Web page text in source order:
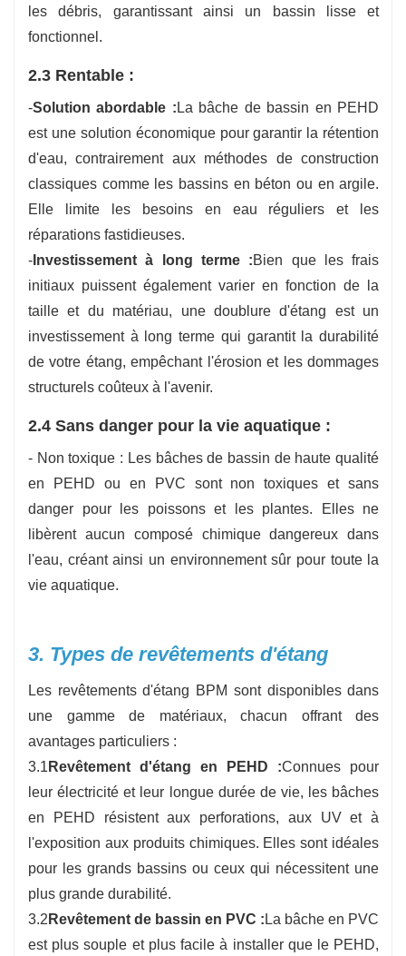
les débris, garantissant ainsi un bassin lisse et
fonctionnel.
2.3 Rentable :
-Solution abordable : La bâche de bassin en PEHD
est une solution économique pour garantir la rétention
d'eau, contrairement aux méthodes de construction
classiques comme les bassins en béton ou en argile.
Elle limite les besoins en eau réguliers et les
réparations fastidieuses.
- Investissement à long terme :Bien que les frais
initiaux puissent également varier en fonction de la
taille et du matériau, une doublure d'étang est un
investissement à long terme qui garantit la durabilité
de votre étang, empêchant l'érosion et les dommages
structurels coûteux à l'avenir.
2.4 Sans danger pour la vie aquatique :
- Non toxique : Les bâches de bassin de haute qualité
en PEHD ou en PVC sont non toxiques et sans
danger pour les poissons et les plantes. Elles ne
libèrent aucun composé chimique dangereux dans
l'eau, créant ainsi un environnement sûr pour toute la
vie aquatique.
3. Types de revêtements d'étang
Les revêtements d'étang BPM sont disponibles dans
une gamme de matériaux, chacun offrant des
avantages particuliers :
3.1 Revêtement d'étang en PEHD :Connues pour
leur électricité et leur longue durée de vie, les bâches
en PEHD résistent aux perforations, aux UV et à
l'exposition aux produits chimiques. Elles sont idéales
pour les grands bassins ou ceux qui nécessitent une
plus grande durabilité.
3.2 Revêtement de bassin en PVC : La bâche en PVC
est plus souple et plus facile à installer que le PEHD,